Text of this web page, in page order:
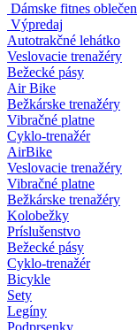
Dámske fitnes
Výpredaj
Autotrakčné lehátko
Veslovacie trenažéry
Bežecké pásy
Air Bike
Bežkárske trenažéry
Vibračné platne
Cyklo-trenažér
AirBike
Veslovacie trenažéry
Vibračné platne
Bežkárske trenažéry
Kolobežky
Príslušenstvo
Bežecké pásy
Cyklo-trenažér
Bicykle
Sety
Legíny
Podprsenky